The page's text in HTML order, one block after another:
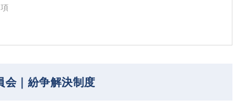
｜紛争解決制度